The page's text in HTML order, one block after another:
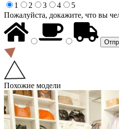
1
2 3 4
5
Пожалуйста, докажите, что вы
Похожие модели